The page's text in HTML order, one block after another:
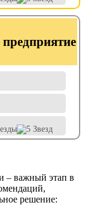
– важный этап в
решение: